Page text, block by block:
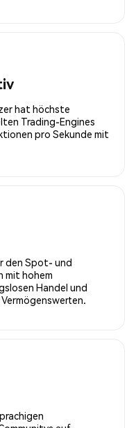
hat höchste
Trading-Engines
pro Sekunde mit
den Spot- und
mit hohem
Handel und